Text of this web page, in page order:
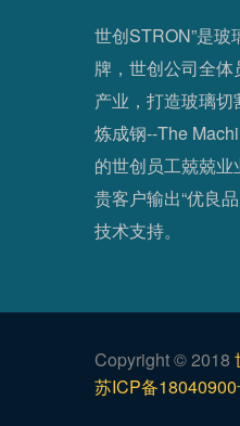
世创STRON”是
牌，世创公司全
产业，打造玻璃
炼成钢--The
的世创员工兢兢
贵客户输出“优良
技术支持。
Copyright © 2018
苏ICP备18040900